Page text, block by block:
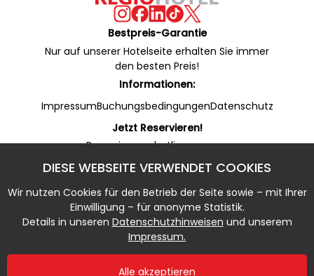
DIESE WEBSEITE VERWENDET COOKIES
Wir nutzen Cookies für den Betrieb der Seite sowie – mit Ihrer
Einwilligung – für anonyme Statistik.
Details in unseren Datenschutzhinweisen und unserem
Impressum.
Alle akzeptieren
Bestpreis-Garantie
Nur auf unserer Hotelseite erhalten Sie immer
den besten Preis!
Informationen:
ImpressumBuchungsbedingungenDatenschutz
Jetzt Reservieren!
Reservierungshotline:
Online Rezeption (WhatsApp):
+49 53 22 / 950 135 (7 - 20 Uhr)
Notfallnummer:
+49 5322 / 950 133 (20 - 7 Uhr)